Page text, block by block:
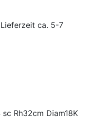
ca. 5-7
Rh32cm Diam18K